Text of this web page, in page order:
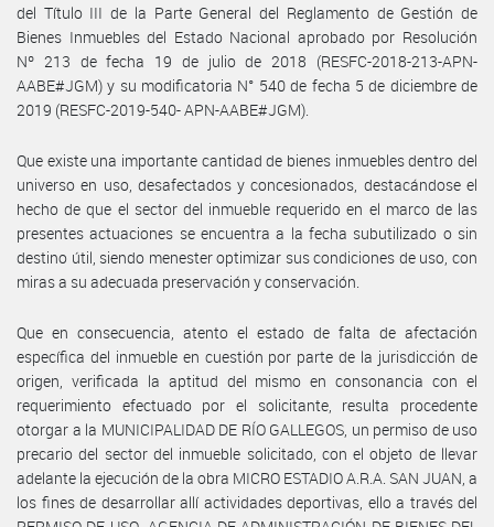
del Título III de la Parte General del Reglamento de Gestión de
Bienes Inmuebles del Estado Nacional aprobado por Resolución
Nº 213 de fecha 19 de julio de 2018 (RESFC-2018-213-APN-
AABE#JGM) y su modificatoria N° 540 de fecha 5 de diciembre de
2019 (RESFC-2019-540- APN-AABE#JGM).
Que existe una importante cantidad de bienes inmuebles dentro del
universo en uso, desafectados y concesionados, destacándose el
hecho de que el sector del inmueble requerido en el marco de las
presentes actuaciones se encuentra a la fecha subutilizado o sin
destino útil, siendo menester optimizar sus condiciones de uso, con
miras a su adecuada preservación y conservación.
Que en consecuencia, atento el estado de falta de afectación
específica del inmueble en cuestión por parte de la jurisdicción de
origen, verificada la aptitud del mismo en consonancia con el
requerimiento efectuado por el solicitante, resulta procedente
otorgar a la MUNICIPALIDAD DE RÍO GALLEGOS, un permiso de uso
precario del sector del inmueble solicitado, con el objeto de llevar
adelante la ejecución de la obra MICRO ESTADIO A.R.A. SAN JUAN, a
los fines de desarrollar allí actividades deportivas, ello a través del